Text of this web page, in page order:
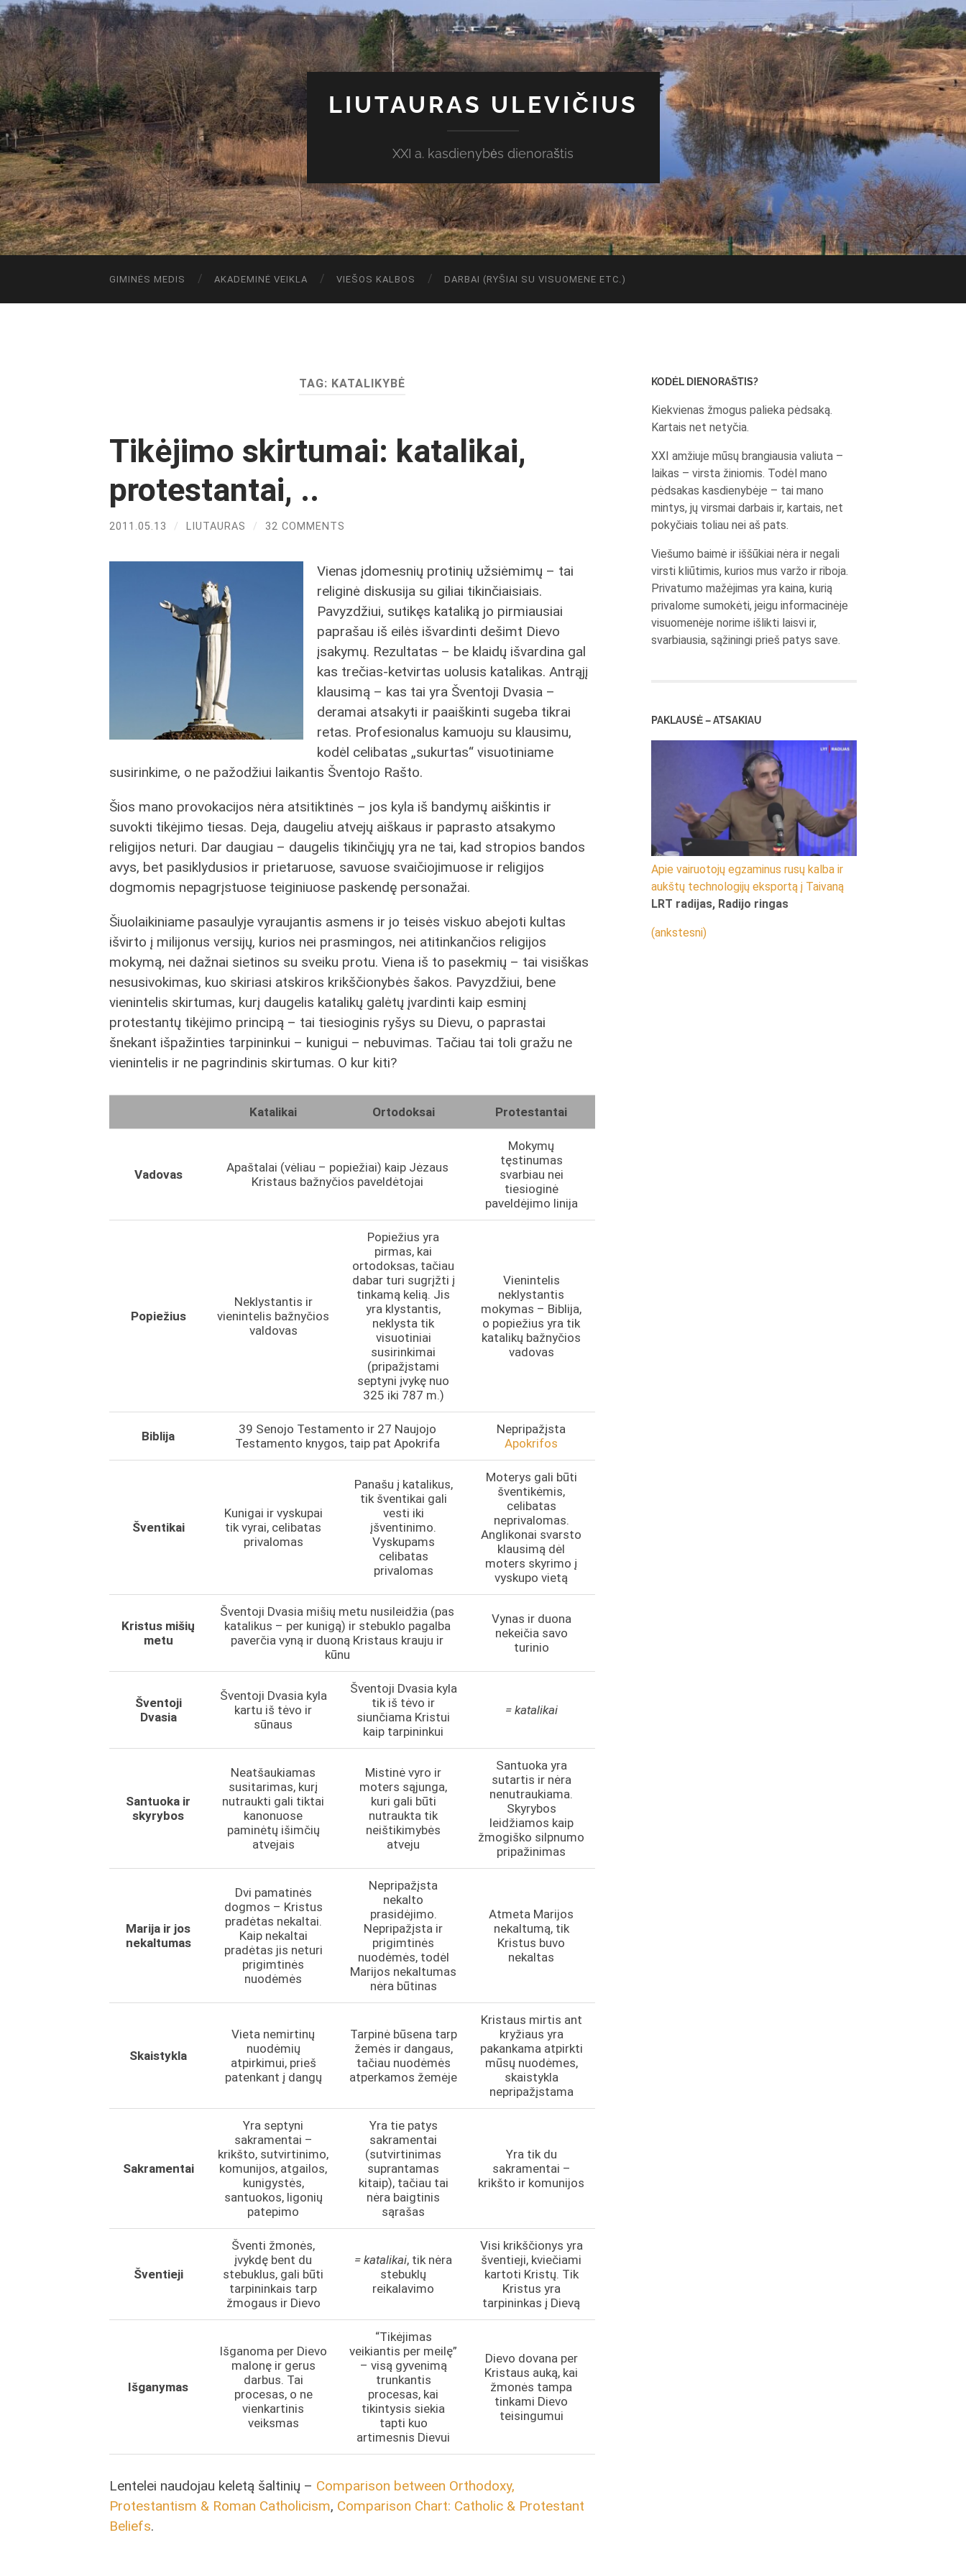
LIUTAURAS ULEVIČIUS
XXI a. kasdienybės dienoraštis
GIMINĖS MEDIS AKADEMINĖ VEIKLA VIEŠOS KALBOS DARBAI (RYŠIAI SU VISUOMENE ETC.)
TAG: KATALIKYBĖ
Tikėjimo skirtumai: katalikai,
protestantai, ..
2011.05.13 / LIUTAURAS / 32 COMMENTS
Vienas įdomesnių protinių užsiėmimų – tai
religinė diskusija su giliai tikinčiaisiais.
Pavyzdžiui, sutikęs kataliką jo pirmiausiai
paprašau iš eilės išvardinti dešimt Dievo
įsakymų. Rezultatas – be klaidų išvardina gal
kas trečias-ketvirtas uolusis katalikas. Antrąjį
klausimą – kas tai yra Šventoji Dvasia –
deramai atsakyti ir paaiškinti sugeba tikrai
retas. Profesionalus kamuoju su klausimu,
kodėl celibatas „sukurtas“ visuotiniame
susirinkime, o ne pažodžiui laikantis Šventojo Rašto.
Šios mano provokacijos nėra atsitiktinės – jos kyla iš bandymų aiškintis ir
suvokti tikėjimo tiesas. Deja, daugeliu atvejų aiškaus ir paprasto atsakymo
religijos neturi. Dar daugiau – daugelis tikinčiųjų yra ne tai, kad stropios bandos
avys, bet pasiklydusios ir prietaruose, savuose svaičiojimuose ir religijos
dogmomis nepagrįstuose teiginiuose paskendę personažai.
Šiuolaikiniame pasaulyje vyraujantis asmens ir jo teisės viskuo abejoti kultas
išvirto į milijonus versijų, kurios nei prasmingos, nei atitinkančios religijos
mokymą, nei dažnai sietinos su sveiku protu. Viena iš to pasekmių – tai visiškas
nesusivokimas, kuo skiriasi atskiros krikščionybės šakos. Pavyzdžiui, bene
vienintelis skirtumas, kurį daugelis katalikų galėtų įvardinti kaip esminį
protestantų tikėjimo principą – tai tiesioginis ryšys su Dievu, o paprastai
šnekant išpažinties tarpininkui – kunigui – nebuvimas. Tačiau tai toli gražu ne
vienintelis ir ne pagrindinis skirtumas. O kur kiti?
Katalikai Ortodoksai Protestantai
Vadovas
Apaštalai (vėliau – popiežiai) kaip Jėzaus
Kristaus bažnyčios paveldėtojai
Mokymų
tęstinumas
svarbiau nei
tiesioginė
paveldėjimo linija
Popiežius
Neklystantis ir
vienintelis bažnyčios
valdovas
Popiežius yra
pirmas, kai
ortodoksas, tačiau
dabar turi sugrįžti į
tinkamą kelią. Jis
yra klystantis,
neklysta tik
visuotiniai
susirinkimai
(pripažįstami
septyni įvykę nuo
325 iki 787 m.)
Vienintelis
neklystantis
mokymas – Biblija,
o popiežius yra tik
katalikų bažnyčios
vadovas
Biblija
39 Senojo Testamento ir 27 Naujojo
Testamento knygos, taip pat Apokrifa
Nepripažįsta
Apokrifos
Šventikai
Kunigai ir vyskupai
tik vyrai, celibatas
privalomas
Panašu į katalikus,
tik šventikai gali
vesti iki
įšventinimo.
Vyskupams
celibatas
privalomas
Moterys gali būti
šventikėmis,
celibatas
neprivalomas.
Anglikonai svarsto
klausimą dėl
moters skyrimo į
vyskupo vietą
Kristus mišių
metu
Šventoji Dvasia mišių metu nusileidžia (pas
katalikus – per kunigą) ir stebuklo pagalba
paverčia vyną ir duoną Kristaus krauju ir
kūnu
Vynas ir duona
nekeičia savo
turinio
Šventoji
Dvasia
Šventoji Dvasia kyla
kartu iš tėvo ir
sūnaus
Šventoji Dvasia kyla
tik iš tėvo ir
siunčiama Kristui
kaip tarpininkui
= katalikai
Santuoka ir
skyrybos
Neatšaukiamas
susitarimas, kurį
nutraukti gali tiktai
kanonuose
paminėtų išimčių
atvejais
Mistinė vyro ir
moters sąjunga,
kuri gali būti
nutraukta tik
neištikimybės
atveju
Santuoka yra
sutartis ir nėra
nenutraukiama.
Skyrybos
leidžiamos kaip
žmogiško silpnumo
pripažinimas
Marija ir jos
nekaltumas
Dvi pamatinės
dogmos – Kristus
pradėtas nekaltai.
Kaip nekaltai
pradėtas jis neturi
prigimtinės
nuodėmės
Nepripažįsta
nekalto
prasidėjimo.
Nepripažįsta ir
prigimtinės
nuodėmės, todėl
Marijos nekaltumas
nėra būtinas
Atmeta Marijos
nekaltumą, tik
Kristus buvo
nekaltas
Skaistykla
Vieta nemirtinų
nuodėmių
atpirkimui, prieš
patenkant į dangų
Tarpinė būsena tarp
žemės ir dangaus,
tačiau nuodėmės
atperkamos žemėje
Kristaus mirtis ant
kryžiaus yra
pakankama atpirkti
mūsų nuodėmes,
skaistykla
nepripažįstama
Sakramentai
Yra septyni
sakramentai –
krikšto, sutvirtinimo,
komunijos, atgailos,
kunigystės,
santuokos, ligonių
patepimo
Yra tie patys
sakramentai
(sutvirtinimas
suprantamas
kitaip), tačiau tai
nėra baigtinis
sąrašas
Yra tik du
sakramentai –
krikšto ir komunijos
Šventieji
Šventi žmonės,
įvykdę bent du
stebuklus, gali būti
tarpininkais tarp
žmogaus ir Dievo
= katalikai, tik nėra
stebuklų
reikalavimo
Visi krikščionys yra
šventieji, kviečiami
kartoti Kristų. Tik
Kristus yra
tarpininkas į Dievą
Išganymas
Išganoma per Dievo
malonę ir gerus
darbus. Tai
procesas, o ne
vienkartinis
veiksmas
“Tikėjimas
veikiantis per meilę”
– visą gyvenimą
trunkantis
procesas, kai
tikintysis siekia
tapti kuo
artimesnis Dievui
Dievo dovana per
Kristaus auką, kai
žmonės tampa
tinkami Dievo
teisingumui
Lentelei naudojau keletą šaltinių – Comparison between Orthodoxy,
Protestantism & Roman Catholicism, Comparison Chart: Catholic & Protestant
Beliefs.
KODĖL DIENORAŠTIS?
Kiekvienas žmogus palieka pėdsaką.
Kartais net netyčia.
XXI amžiuje mūsų brangiausia valiuta –
laikas – virsta žiniomis. Todėl mano
pėdsakas kasdienybėje – tai mano
mintys, jų virsmai darbais ir, kartais, net
pokyčiais toliau nei aš pats.
Viešumo baimė ir iššūkiai nėra ir negali
virsti kliūtimis, kurios mus varžo ir riboja.
Privatumo mažėjimas yra kaina, kurią
privalome sumokėti, jeigu informacinėje
visuomenėje norime išlikti laisvi ir,
svarbiausia, sąžiningi prieš patys save.
PAKLAUSĖ – ATSAKIAU
Apie vairuotojų egzaminus rusų kalba ir
aukštų technologijų eksportą į Taivaną
LRT radijas, Radijo ringas
(ankstesni)